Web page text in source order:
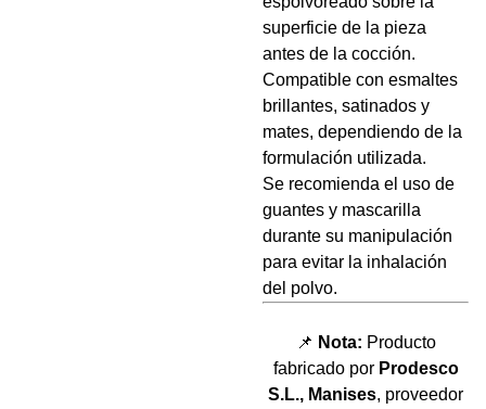
superficie de la pieza
antes de la cocción.
Compatible con esmaltes
brillantes, satinados y
mates, dependiendo de la
formulación utilizada.
Se recomienda el uso de
guantes y mascarilla
durante su manipulación
para evitar la inhalación
del polvo.
📌 Nota: Producto
fabricado por Prodesco
S.L., Manises, proveedor